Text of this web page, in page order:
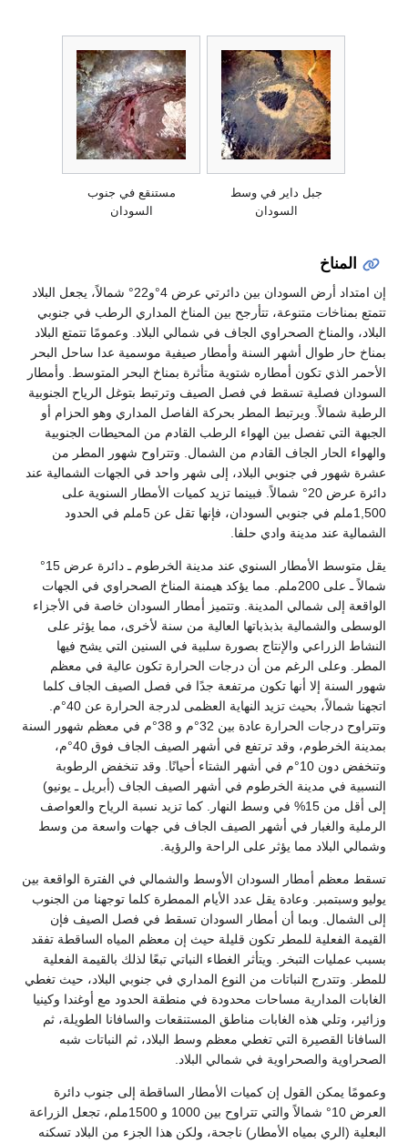
جبل داير في وسط
مستنقع في جنوب
إن امتداد أرض السودان بين دائرتي عرض 4°و22° شمالاً، يجعل البلاد
متنوعة، تتأرجح بين المناخ المداري الرطب في جنوبي
الصحراوي الجاف في شمالي البلاد. وعمومًا تتمتع البلاد
أشهر السنة وأمطار صيفية موسمية عدا ساحل البحر
أمطاره شتوية متأثرة بمناخ البحر المتوسط. وأمطار
تسقط في فصل الصيف وترتبط بتوغل الرياح الجنوبية
ويرتبط المطر بحركة الفاصل المداري وهو الحزام أو
بين الهواء الرطب القادم من المحيطات الجنوبية
الجاف القادم من الشمال. وتتراوح شهور المطر من
جنوبي البلاد، إلى شهر واحد في الجهات الشمالية عند
دائرة عرض 20° شمالاً. فبينما تزيد كميات الأمطار السنوية على
1,500ملم في جنوبي السودان، فإنها تقل عن 5ملم في الحدود
مدينة وادي حلفا.
يقل متوسط الأمطار السنوي عند مدينة الخرطوم ـ دائرة عرض 15°
شمالاً ـ على 200ملم. مما يؤكد هيمنة المناخ الصحراوي في الجهات
المدينة. وتتميز أمطار السودان خاصة في الأجزاء
بذبذباتها العالية من سنة لأخرى، مما يؤثر على
والإنتاج بصورة سلبية في السنين التي يشح فيها
الرغم من أن درجات الحرارة تكون عالية في معظم
أنها تكون مرتفعة جدًا في فصل الصيف الجاف كلما
اتجهنا شمالاً، بحيث تزيد النهاية العظمى لدرجة الحرارة عن 40°م.
وتتراوح درجات الحرارة عادة بين 32°م و 38°م في معظم شهور السنة
بمدينة الخرطوم، وقد ترتفع في أشهر الصيف الجاف فوق 40°م،
وتنخفض دون 10°م في أشهر الشتاء أحيانًا. وقد تنخفض الرطوبة
الخرطوم في أشهر الصيف الجاف (أبريل ـ يونيو)
إلى أقل من 15% في وسط النهار. كما تزيد نسبة الرياح والعواصف
في أشهر الصيف الجاف في جهات واسعة من وسط
مما يؤثر على الراحة والرؤية.
السودان الأوسط والشمالي في الفترة الواقعة بين
وعادة يقل عدد الأيام الممطرة كلما توجهنا من الجنوب
وبما أن أمطار السودان تسقط في فصل الصيف فإن
للمطر تكون قليلة حيث إن معظم المياه الساقطة تفقد
ويتأثر الغطاء النباتي تبعًا لذلك بالقيمة الفعلية
النباتات من النوع المداري في جنوبي البلاد، حيث تغطي
مساحات محدودة في منطقة الحدود مع أوغندا وكينيا
هذه الغابات مناطق المستنقعات والسافانا الطويلة، ثم
التي تغطي معظم وسط البلاد، ثم النباتات شبه
في شمالي البلاد.
القول إن كميات الأمطار الساقطة إلى جنوب دائرة
العرض 10° شمالاً والتي تتراوح بين 1000 و 1500ملم، تجعل الزراعة
بمياه الأمطار) ناجحة، ولكن هذا الجزء من البلاد تسكنه